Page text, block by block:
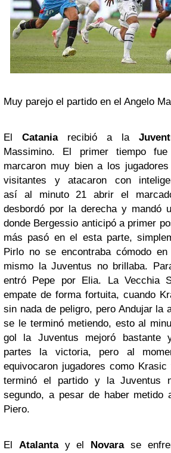
Muy parejo el partido en el Angelo
El Cataniarecibió a la
Massimino. El primer tiempo
marcaron muy bien a los
visitantes y atacaron con
así al minuto 21 abrir el
desbordó por la derecha y mandó
donde Bergessio anticipó a primer
más pasó en el esta parte,
Pirlo no se encontraba cómodo
mismo la Juventus no brillaba.
entró Pepe por Elia. La Vecchia
empate de forma fortuita, cuando
sin nada de peligro, pero Andujar la
se le terminó metiendo, esto al
gol la Juventus mejoró bastante
partes la victoria, pero al
equivocaron jugadores como
terminó el partido y la Juventus
segundo, a pesar de haber metido
Piero.
El Atalantay el Novarase